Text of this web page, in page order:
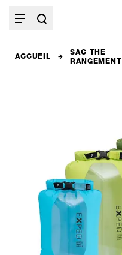
ACCUEIL
SAC THE
RANGEMENT